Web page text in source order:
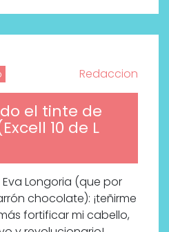
Redaccion
el tinte de
10 de L
Longoria (que por
chocolate): ¡teñirme
fortificar mi cabello,